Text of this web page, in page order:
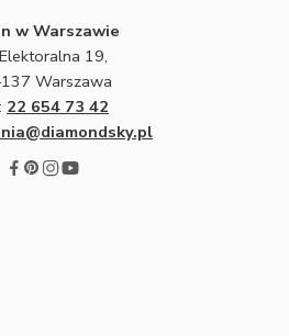
w Warszawie
19,
Warszawa
22 654 73 42